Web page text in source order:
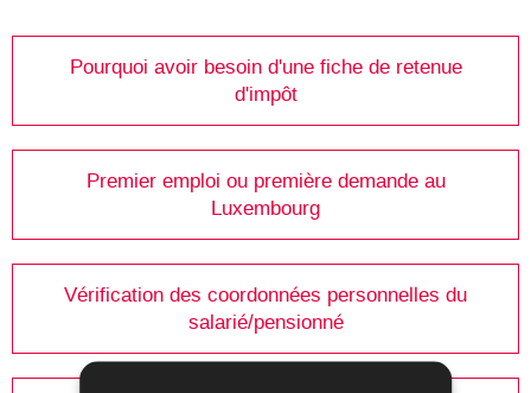
Pourquoi avoir besoin d'une fiche de retenue
d'impôt
Premier emploi ou première demande au
Luxembourg
Vérification des coordonnées personnelles du
salarié/pensionné